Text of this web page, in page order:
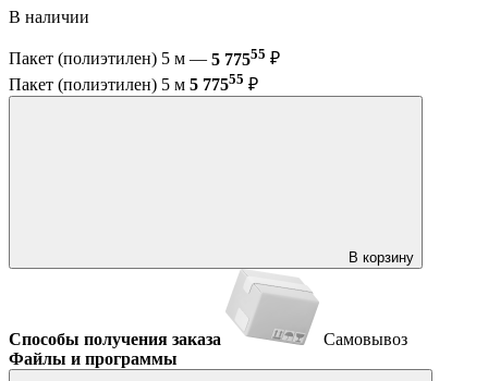
В наличии
Пакет (полиэтилен) 5 м — 5 77555 ₽
Пакет (полиэтилен) 5 м 5 77555 ₽
В корзину
Способы получения заказа
Самовывоз
Файлы и программы